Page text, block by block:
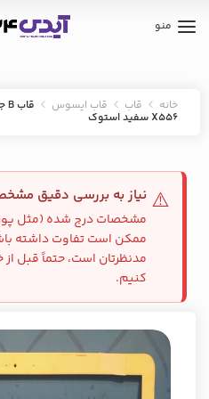
منو
خانه قاب قاب ایسوس
X556 سفید استوک
⚠️ نیاز به بررسی دقیق
مشخصات درج شده (مثل
ممکن است تفاوت داشته
مدنظرتان است، حتماً قبل از
کنیم.